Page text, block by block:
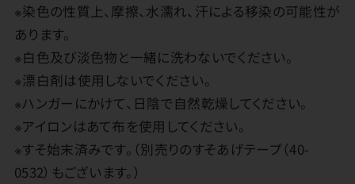
※染色の性質上、摩擦、水濡れ、汗による移染の可能性が
あります。
※白色及び淡色物と一緒に洗わないでください。
※漂白剤は使用しないでください。
※ハンガーにかけて、日陰で自然乾燥してください。
※アイロンはあて布を使用してください。
※すそ始末済みです。（別売りのすそあげテープ（40-
0532）もございます。）